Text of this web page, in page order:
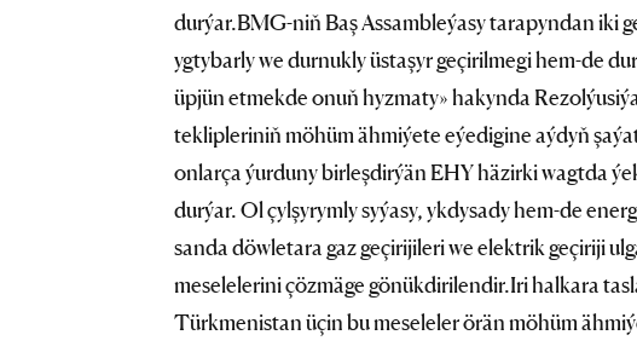
durýar.BMG-niň Baş Assambleýasy tarapyndan iki
ygtybarly we durnukly üstaşyr geçirilmegi hem-de
üpjün etmekde onuň hyzmaty» hakynda
teklipleriniň möhüm ähmiýete eýedigine aýdyň
onlarça ýurduny birleşdirýän EHY häzirki wagtda
durýar. Ol çylşyrymly syýasy, ykdysady hem-de
sanda döwletara gaz geçirijileri we elektrik geçiriji
meselelerini çözmäge gönükdirilendir.Iri halkara
Türkmenistan üçin bu meseleler örän möhüm